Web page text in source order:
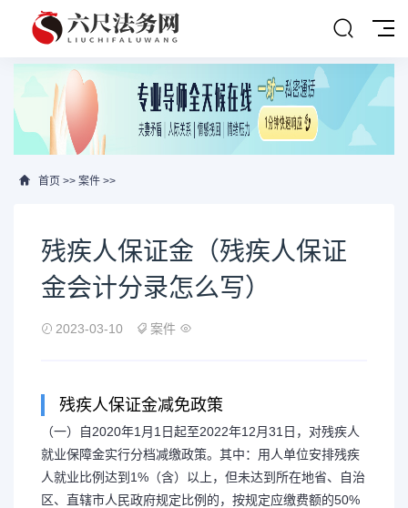
首页 >> 案件 >>
残疾人保证金（残疾人保证
金会计分录怎么写）
2023-03-10 案件
残疾人保证金减免政策
（一）自2020年1月1日起至2022年12月31日，对残疾人
就业保障金实行分档减缴政策。其中：用人单位安排残疾
人就业比例达到1%（含）以上，但未达到所在地省、自治
区、直辖市人民政府规定比例的，按规定应缴费额的50%
残疾人保证金（残疾人保